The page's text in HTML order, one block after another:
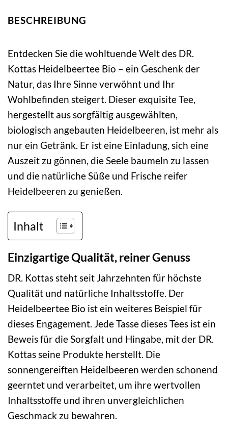
BESCHREIBUNG
Entdecken Sie die wohltuende Welt des DR.
Kottas Heidelbeertee Bio – ein Geschenk der
Natur, das Ihre Sinne verwöhnt und Ihr
Wohlbefinden steigert. Dieser exquisite Tee,
hergestellt aus sorgfältig ausgewählten,
biologisch angebauten Heidelbeeren, ist mehr als
nur ein Getränk. Er ist eine Einladung, sich eine
Auszeit zu gönnen, die Seele baumeln zu lassen
und die natürliche Süße und Frische reifer
Heidelbeeren zu genießen.
Inhalt
Einzigartige Qualität, reiner Genuss
DR. Kottas steht seit Jahrzehnten für höchste
Qualität und natürliche Inhaltsstoffe. Der
Heidelbeertee Bio ist ein weiteres Beispiel für
dieses Engagement. Jede Tasse dieses Tees ist ein
Beweis für die Sorgfalt und Hingabe, mit der DR.
Kottas seine Produkte herstellt. Die
sonnengereiften Heidelbeeren werden schonend
geerntet und verarbeitet, um ihre wertvollen
Inhaltsstoffe und ihren unvergleichlichen
Geschmack zu bewahren.